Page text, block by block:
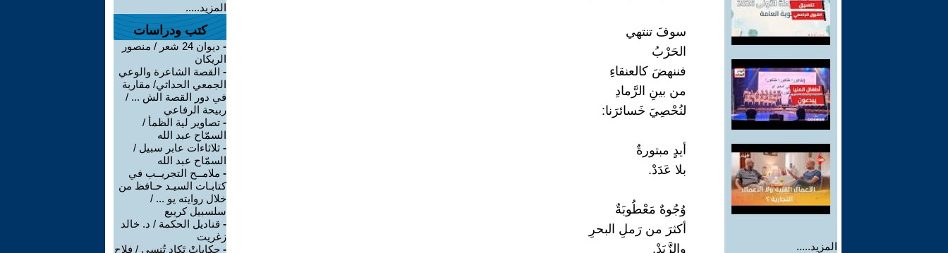
المزيد.....
سوفَ تنتهي
الحَرْبُ
فننهضَ كالعنقاءِ
من بينِ الرَّمادِ
لنُحْصِيَ خَسائرَنا:
أيدٍ مبتورةٌ
بلا عَدَدْ.
وُجُوهٌ مَعْطُوبَةٌ
أكثرَ من رَملِ البحرِ
والزَّبَدْ.
المزيد.....
كتب ودراسات
-
ديوان 24 شعر / منصور
الريكان
- القصة الشاعرة والوعي
الجمعي الحداثي/ مقاربة
في دور القصة الش ... /
ربيحة الرفاعي
- تصاوير لية الظمأ /
السمّاح عبد الله
- ثلاثاءات عابر سبيل /
السمّاح عبد الله
- ملامــح التجريــب في
كتابـات السيـد حـافظ من
خلال روايته يو ... /
سلسبيل كريبع
- قناديل الحكمة / د. خالد
زغريت
- حكاياتْ تَكاد تُنسى / فلاح